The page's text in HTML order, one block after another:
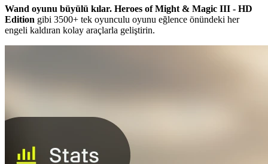
Wand oyunu büyülü kılar. Heroes of Might & Magic III - HD
Edition gibi 3500+ tek oyunculu oyunu eğlence önündeki her
engeli kaldıran kolay araçlarla geliştirin.